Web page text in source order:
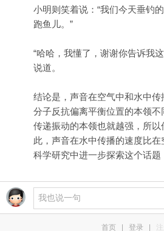
小明则笑着说：“我们今天垂钓
跑鱼儿。”
“哈哈，我懂了，谢谢你告诉我
说道。
结论是，声音在空气中和水中
分子反抗偏离平衡位置的本领
传递振动的本领也就越强，所
此，声音在水中传播的速度比
科学研究中进一步探索这个话题
首页 | 登录 | 注